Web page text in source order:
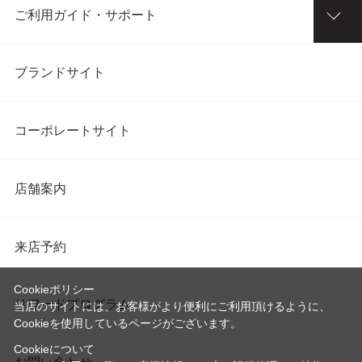
ご利用ガイド・サポート
ブランドサイト
コーポレートサイト
店舗案内
来店予約
リワードプログラム
Cookieポリシー
当店のサイトには、お客様がより便利にご利用頂けるように、
Cookieを使用しているページがございます。
Cookieについて